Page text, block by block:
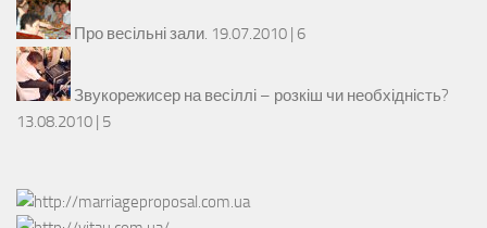
Про весільні зали. 19.07.2010 | 6
Звукорежисер на весіллі – розкіш чи необхідність?
13.08.2010 | 5